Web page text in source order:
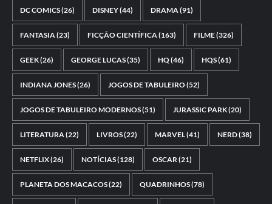
DC COMICS(26) DISNEY(44) DRAMA(91)
FANTASIA(23) FICÇÃO CIENTÍFICA(163) FILME(326)
GEEK(26) GEORGE LUCAS(35) HQ(46) HQS(61)
INDIANA JONES(26) JOGOS DE TABULEIRO(52)
JOGOS DE TABULEIRO MODERNOS(51) JURASSIC PARK(20)
LITERATURA(22) LIVROS(22) MARVEL(41) NERD(38)
NETFLIX(26) NOTÍCIAS(128) OSCAR(21)
PLANETA DOS MACACOS(22) QUADRINHOS(78)